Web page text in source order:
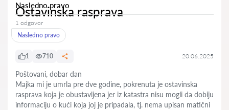
Nasledno pravo
Ostavinska rasprava
1 odgovor
Nasledno pravo
1 710 20.06.2025
Poštovani, dobar dan
Majka mi je umrla pre dve godine, pokrenuta je ostavinska
rasprava koja je obustavljena jer iz katastra nisu mogli da dobiju
informaciju o kući koja joj je pripadala, tj. nema upisan matični